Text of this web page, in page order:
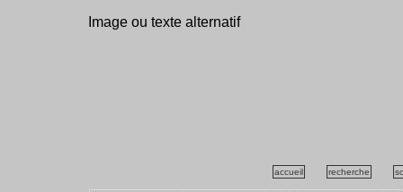
Image ou texte alternatif
accueil recherche